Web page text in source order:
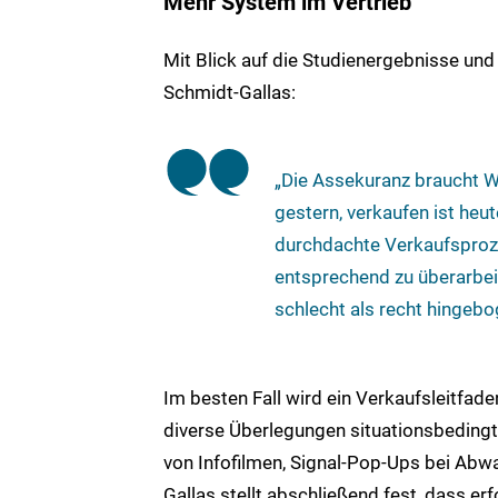
Mit Blick auf die Studienergebnisse
Schmidt-Gallas:
„Die Assekuranz braucht
gestern, verkaufen ist
durchdachte
entsprechend zu
schlecht als recht
Im besten Fall wird ein
diverse Überlegungen
von Infofilmen, Signal-Pop-Ups bei